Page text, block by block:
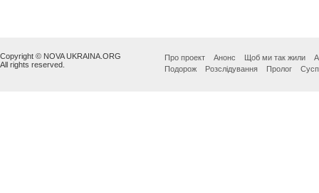
Copyright © NOVA UKRAINA.ORG
All rights reserved.
Про проект Анонс Щоб ми так жили
Подорож
Розслідування Пролог